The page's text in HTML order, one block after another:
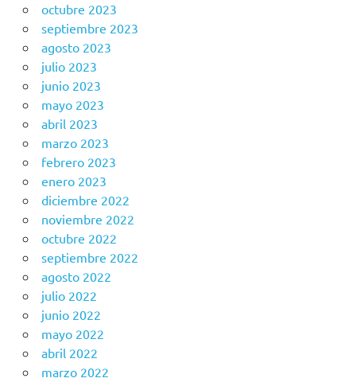
octubre 2023
septiembre 2023
agosto 2023
julio 2023
junio 2023
mayo 2023
abril 2023
marzo 2023
febrero 2023
enero 2023
diciembre 2022
noviembre 2022
octubre 2022
septiembre 2022
agosto 2022
julio 2022
junio 2022
mayo 2022
abril 2022
marzo 2022